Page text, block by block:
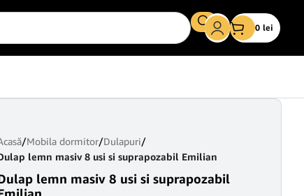
0 lei
/Mobila dormitor/Dulapuri/
lemn masiv 8 usi si suprapozabil Emilian
lemn masiv 8 usi si suprapozabil